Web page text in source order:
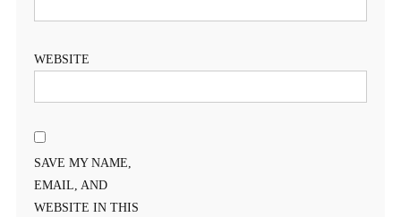
WEBSITE
SAVE MY NAME,
EMAIL, AND
WEBSITE IN THIS